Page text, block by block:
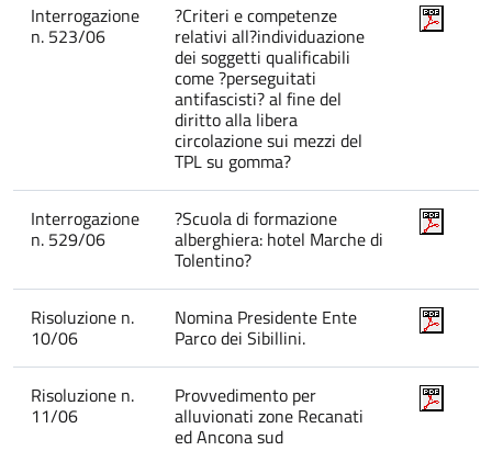
Interrogazione
n. 523/06
?Criteri e competenze
relativi all?individuazione
dei soggetti qualificabili
come ?perseguitati
antifascisti? al fine del
diritto alla libera
circolazione sui mezzi del
TPL su gomma?
Interrogazione
n. 529/06
?Scuola di formazione
alberghiera: hotel Marche di
Tolentino?
Risoluzione n.
10/06
Nomina Presidente Ente
Parco dei Sibillini.
Risoluzione n.
11/06
Provvedimento per
alluvionati zone Recanati
ed Ancona sud